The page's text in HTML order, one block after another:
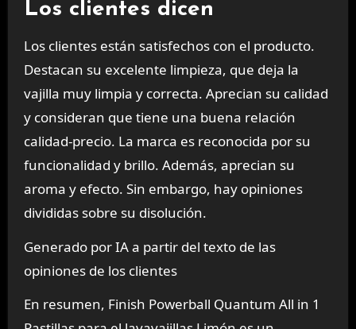
Los clientes dicen
Los clientes están satisfechos con el producto.
Destacan su excelente limpieza, que deja la
vajilla muy limpia y correcta. Aprecian su calidad
y consideran que tiene una buena relación
calidad-precio. La marca es reconocida por su
funcionalidad y brillo. Además, aprecian su
aroma y efecto. Sin embargo, hay opiniones
divididas sobre su disolución.
Generado por IA a partir del texto de las
opiniones de los clientes
En resumen, Finish Powerball Quantum All in 1